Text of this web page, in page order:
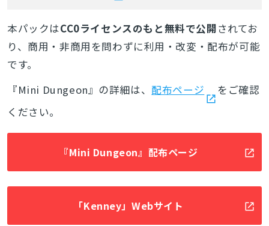
本パックはCC0ライセンスのもと無料で公開されてお
り、商用・非商用を問わずに利用・改変・配布が可能
です。
『Mini Dungeon』の詳細は、 配布ページ
をご確認
ください。
『Mini Dungeon』配布ページ
「Kenney」Webサイト